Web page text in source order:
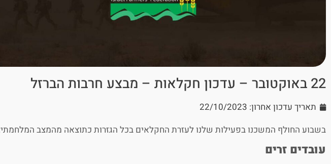
22 באוקטובר – עדכון חקלאות – מבצע חרבות הברזל
תאריך עדכון אחרון: 22/10/2023
בשבוע החולף המשכנו בפעילות שלנו לעזרת החקלאים בכל הגזרות כתוצאה מהמצב
עובדים זרים